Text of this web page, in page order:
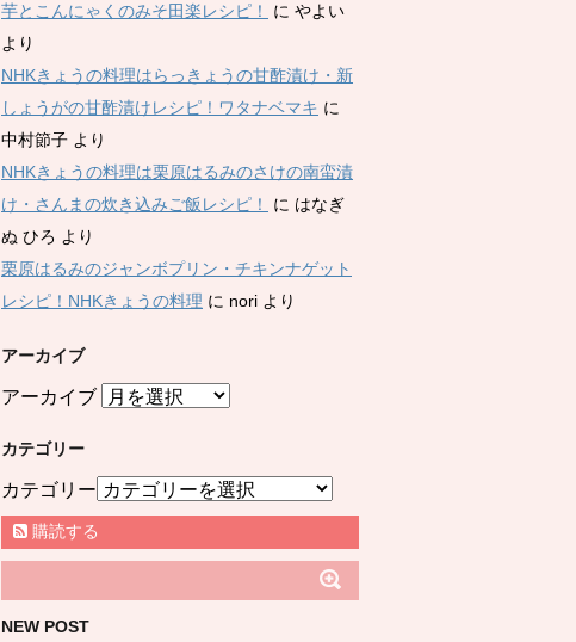
芋とこんにゃくのみそ田楽レシピ！
に やよい
より
NHKきょうの料理はらっきょうの甘酢漬け・新
しょうがの甘酢漬けレシピ！ワタナベマキ に
中村節子 より
NHKきょうの料理は栗原はるみのさけの南蛮漬
け・さんまの炊き込みご飯レシピ！
に はなぎ
ぬ ひろ より
栗原はるみのジャンボプリン・チキンナゲット
レシピ！NHKきょうの料理 に nori より
アーカイブ
アーカイブ
カテゴリー
カテゴリー
購読する
NEW POST